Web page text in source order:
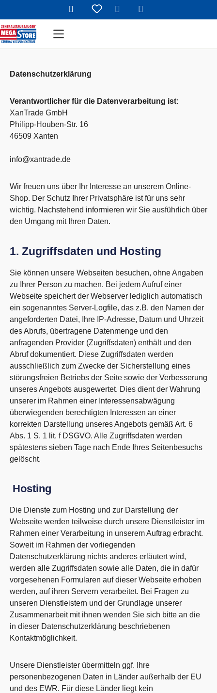
Zum Hauptinhalt springen Du hast 0 Produkte auf dem
Datenschutzerklärung
Verantwortlicher für die Datenverarbeitung ist:
XanTrade GmbH
Philipp-Houben-Str. 16
46509 Xanten
info@xantrade.de
Wir freuen uns über Ihr Interesse an unserem Online-
Shop. Der Schutz Ihrer Privatsphäre ist für uns sehr
wichtig. Nachstehend informieren wir Sie ausführlich über
den Umgang mit Ihren Daten.
1. Zugriffsdaten und Hosting
Sie können unsere Webseiten besuchen, ohne Angaben
zu Ihrer Person zu machen. Bei jedem Aufruf einer
Webseite speichert der Webserver lediglich automatisch
ein sogenanntes Server-Logfile, das z.B. den Namen der
angeforderten Datei, Ihre IP-Adresse, Datum und Uhrzeit
des Abrufs, übertragene Datenmenge und den
anfragenden Provider (Zugriffsdaten) enthält und den
Abruf dokumentiert. Diese Zugriffsdaten werden
ausschließlich zum Zwecke der Sicherstellung eines
störungsfreien Betriebs der Seite sowie der Verbesserung
unseres Angebots ausgewertet. Dies dient der Wahrung
unserer im Rahmen einer Interessensabwägung
überwiegenden berechtigten Interessen an einer
korrekten Darstellung unseres Angebots gemäß Art. 6
Abs. 1 S. 1 lit. f DSGVO. Alle Zugriffsdaten werden
spätestens sieben Tage nach Ende Ihres Seitenbesuchs
gelöscht.
Hosting
Die Dienste zum Hosting und zur Darstellung der
Webseite werden teilweise durch unsere Dienstleister im
Rahmen einer Verarbeitung in unserem Auftrag erbracht.
Soweit im Rahmen der vorliegenden
Datenschutzerklärung nichts anderes erläutert wird,
werden alle Zugriffsdaten sowie alle Daten, die in dafür
vorgesehenen Formularen auf dieser Webseite erhoben
werden, auf ihren Servern verarbeitet. Bei Fragen zu
unseren Dienstleistern und der Grundlage unserer
Zusammenarbeit mit ihnen wenden Sie sich bitte an die
in dieser Datenschutzerklärung beschriebenen
Kontaktmöglichkeit.
Unsere Dienstleister übermitteln ggf. Ihre
personenbezogenen Daten in Länder außerhalb der EU
und des EWR. Für diese Länder liegt kein